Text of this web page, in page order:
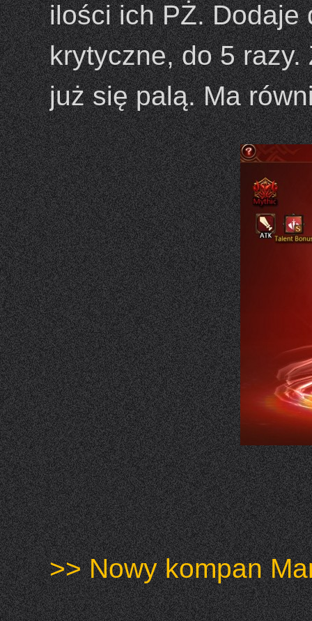
ilości ich PŻ. Dodaje
krytyczne, do 5
już się palą. Ma
>> Nowy kompan